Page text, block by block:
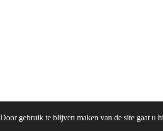
gebruik te blijven maken van de site gaat u